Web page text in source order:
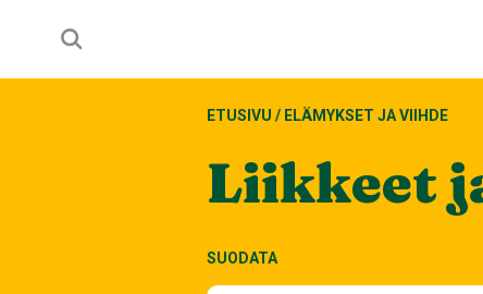
ETUSIVU / ELÄMYKSET JA VIIHDE
Liikkeet
SUODATA